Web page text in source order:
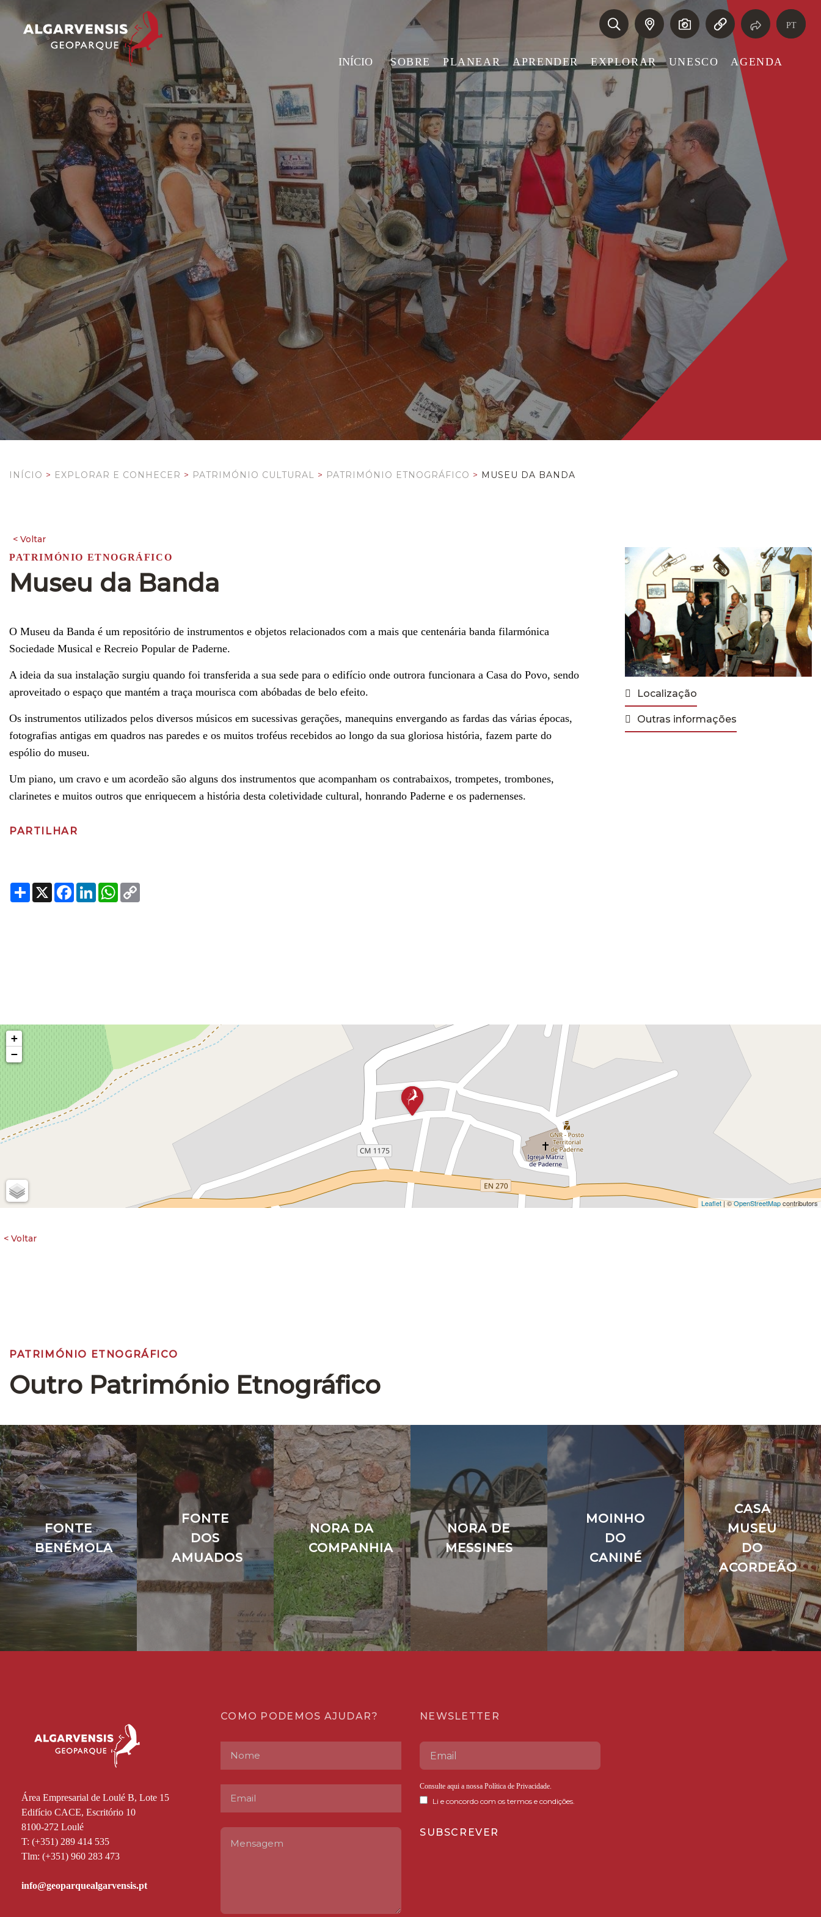
INÍCIO SOBRE PLANEAR APRENDER EXPLORAR UNESCO AGENDA
PT
INÍCIO > EXPLORAR E CONHECER > PATRIMÓNIO CULTURAL > PATRIMÓNIO ETNOGRÁFICO > MUSEU DA BANDA
PATRIMÓNIO ETNOGRÁFICO
Museu da Banda
O Museu da Banda é um repositório de instrumentos e objetos relacionados com a mais que centenária banda filarmónica
Sociedade Musical e Recreio Popular de Paderne.
A ideia da sua instalação surgiu quando foi transferida a sua sede para o edifício onde outrora funcionara a Casa do Povo, sendo
aproveitado o espaço que mantém a traça mourisca com abóbadas de belo efeito.
Os instrumentos utilizados pelos diversos músicos em sucessivas gerações, manequins envergando as fardas das várias épocas,
fotografias antigas em quadros nas paredes e os muitos troféus recebidos ao longo da sua gloriosa história, fazem parte do
espólio do museu.
Um piano, um cravo e um acordeão são alguns dos instrumentos que acompanham os contrabaixos, trompetes, trombones,
clarinetes e muitos outros que enriquecem a história desta coletividade cultural, honrando Paderne e os padernenses.
PARTILHAR
Share
X Facebook
LinkedInWhatsApp
Localização
Outras informações
+
−
Leaflet| ©OpenStreetMapcontributors
PATRIMÓNIO ETNOGRÁFICO
Outro Património Etnográfico
FONTE
BENÉMOLA
FONTE
DOS
AMUADOS
NORA DA
COMPANHIA
NORA DE
MESSINES
MOINHO
DO
CANINÉ
CASA
MUSEU
DO
ACORDEÃO
Área Empresarial de Loulé B, Lote 15
Edifício CACE, Escritório 10
8100-272 Loulé
T: (+351) 289 414 535
Tlm: (+351) 960 283 473
COMO PODEMOS AJUDAR? NEWSLETTER
Consulte aqui a nossa Política de Privacidade.
Li e concordo com os termos e condições.